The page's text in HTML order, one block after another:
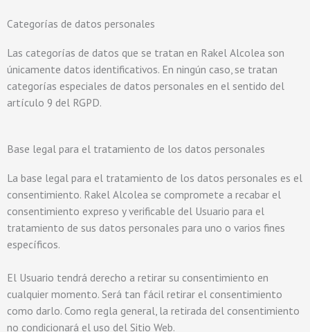
Categorías de datos personales
Las categorías de datos que se tratan en Rakel Alcolea son
únicamente datos identificativos. En ningún caso, se tratan
categorías especiales de datos personales en el sentido del
artículo 9 del RGPD.
Base legal para el tratamiento de los datos personales
La base legal para el tratamiento de los datos personales es el
consentimiento. Rakel Alcolea se compromete a recabar el
consentimiento expreso y verificable del Usuario para el
tratamiento de sus datos personales para uno o varios fines
específicos.
El Usuario tendrá derecho a retirar su consentimiento en
cualquier momento. Será tan fácil retirar el consentimiento
como darlo. Como regla general, la retirada del consentimiento
no condicionará el uso del Sitio Web.